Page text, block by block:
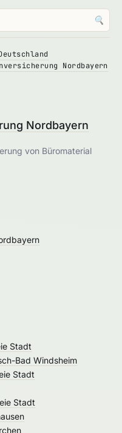
🔍
Nordbayern
Nordbayern
von Büromaterial
Stadt
Bad Windsheim
Stadt
Stadt